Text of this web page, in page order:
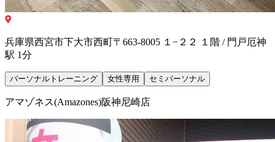
兵庫県西宮市下大市西町〒663-8005 １−２２ １階 / 門戸厄神
駅 1分
パーソナルトレーニング 女性専用 セミパーソナル
アマゾネス(Amazones)阪神尼崎店